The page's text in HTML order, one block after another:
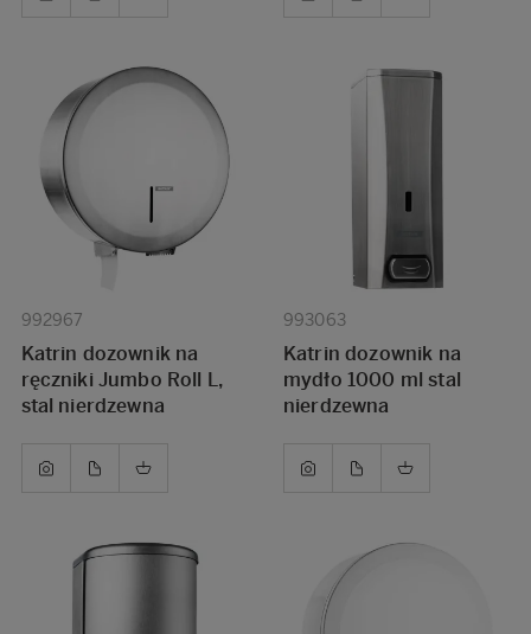
992967
Katrin dozownik na
ręczniki Jumbo Roll L,
stal nierdzewna
993063
Katrin dozownik na
mydło 1000 ml stal
nierdzewna